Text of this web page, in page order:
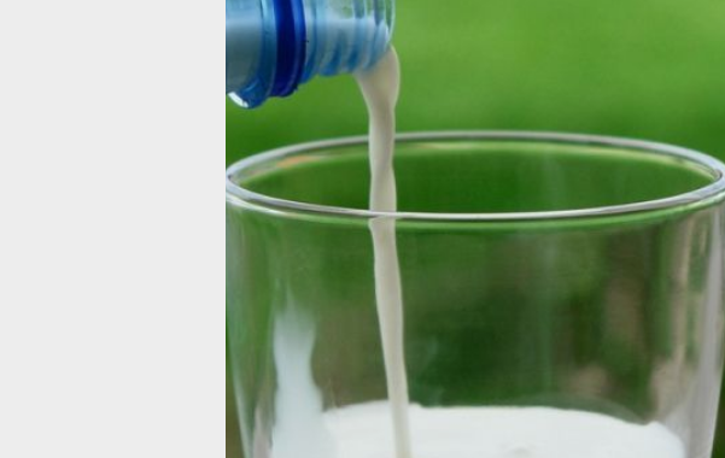
Фото:pxhere.com
Управление Роспотребнадзора сообщает о выявлении
молочной продукции, не соответствующей обязательным
требованиям, производства ООО «Гринмилк». Информацию
об этом размещена министерством промышленности
и торговли Хабаровского края.
Молочные продукты изготавливаются неизвестными
людьми в неизвестных условиях и маркируются «с
использованием сведений о производстве», которое
принадлежит другому предприятию.
ООО «Гринмилк» (ИНН 7743456710, ОГРН 1247700600025)
не ведёт деятельность по указанному адресу.
И согласно информации с официального портала
Росаккредитации «в Едином реестре сертификатов
соответствия и деклараций о соответствии, декларации
о соответствии от 29.11.2024 года ЕАЭС N RU Д-
RU.РА11.В.01544/24, ЕАЭС N RU Д-RU.РА11.В.01329/24, ЕАЭС
N RU Д-RU.РА11.В.02671/24, ЕАЭС N RU Д-
RU.РА10.В.79476/24, где заявитель/изготовитель ООО
«Гринмилк» признаны недействительными с 29.11.2024